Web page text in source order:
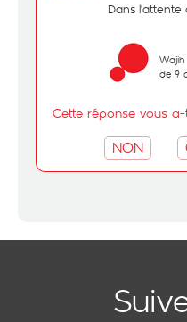
Dans l'attente
de 9
Cette réponse vous
NON